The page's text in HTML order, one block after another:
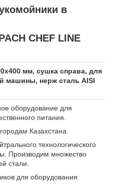
в
CHEF LINE
мм, сушка справа, для
машины, нерж сталь AISI
оборудование для
питания.
Казахстана.
технологического
Производим множество
стали.
для оборудования.